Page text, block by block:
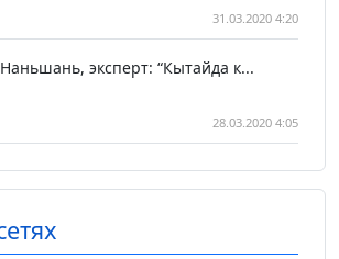
31.03.2020 4:20
эксперт: “Кытайда к...
28.03.2020 4:05